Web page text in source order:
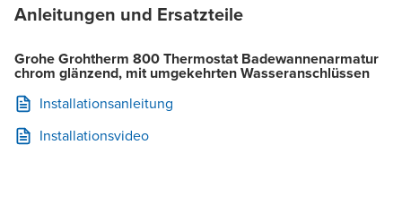
Anleitungen und Ersatzteile
Grohe Grohtherm 800 Thermostat Badewannenarmatur
chrom glänzend, mit umgekehrten Wasseranschlüssen
Installationsanleitung
Installationsvideo